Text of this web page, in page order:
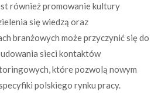
również promowanie kultury
się wiedzą oraz
branżowych może przyczynić się do
sieci kontaktów
które pozwolą nowym
polskiego rynku pracy.